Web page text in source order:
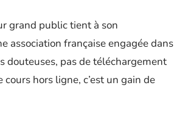
grand public tient à son
association française engagée dans
douteuses, pas de téléchargement
hors ligne, c’est un gain de